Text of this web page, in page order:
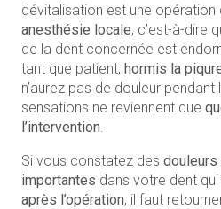
dévitalisation est une opération
anesthésie locale, c’est-à-dire
de la dent concernée est
tant que patient, hormis la
n’aurez pas de douleur
sensations ne reviennent que
l’intervention.
Si vous constatez des
importantes dans votre dent
après l’opération, il faut